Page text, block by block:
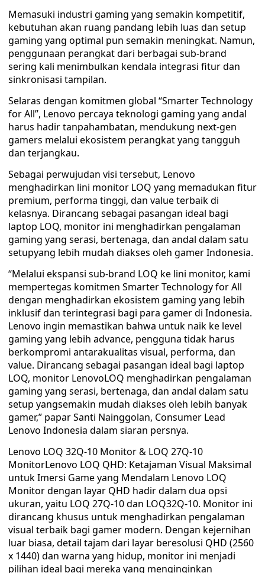
Memasuki industri gaming yang semakin kompetitif,
kebutuhan akan ruang pandang lebih luas dan setup
gaming yang optimal pun semakin meningkat. Namun,
penggunaan perangkat dari berbagai sub-brand
sering kali menimbulkan kendala integrasi fitur dan
sinkronisasi tampilan.
Selaras dengan komitmen global “Smarter Technology
for All”, Lenovo percaya teknologi gaming yang andal
harus hadir tanpahambatan, mendukung next-gen
gamers melalui ekosistem perangkat yang tangguh
dan terjangkau.
Sebagai perwujudan visi tersebut, Lenovo
menghadirkan lini monitor LOQ yang memadukan fitur
premium, performa tinggi, dan value terbaik di
kelasnya. Dirancang sebagai pasangan ideal bagi
laptop LOQ, monitor ini menghadirkan pengalaman
gaming yang serasi, bertenaga, dan andal dalam satu
setupyang lebih mudah diakses oleh gamer Indonesia.
“Melalui ekspansi sub-brand LOQ ke lini monitor, kami
mempertegas komitmen Smarter Technology for All
dengan menghadirkan ekosistem gaming yang lebih
inklusif dan terintegrasi bagi para gamer di Indonesia.
Lenovo ingin memastikan bahwa untuk naik ke level
gaming yang lebih advance, pengguna tidak harus
berkompromi antarakualitas visual, performa, dan
value. Dirancang sebagai pasangan ideal bagi laptop
LOQ, monitor LenovoLOQ menghadirkan pengalaman
gaming yang serasi, bertenaga, dan andal dalam satu
setup yangsemakin mudah diakses oleh lebih banyak
gamer,” papar Santi Nainggolan, Consumer Lead
Lenovo Indonesia dalam siaran persnya.
Lenovo LOQ 32Q-10 Monitor & LOQ 27Q-10
MonitorLenovo LOQ QHD: Ketajaman Visual Maksimal
untuk Imersi Game yang Mendalam Lenovo LOQ
Monitor dengan layar QHD hadir dalam dua opsi
ukuran, yaitu LOQ 27Q-10 dan LOQ32Q-10. Monitor ini
dirancang khusus untuk menghadirkan pengalaman
visual terbaik bagi gamer modern. Dengan kejernihan
luar biasa, detail tajam dari layar beresolusi QHD (2560
x 1440) dan warna yang hidup, monitor ini menjadi
pilihan ideal bagi mereka yang menginginkan